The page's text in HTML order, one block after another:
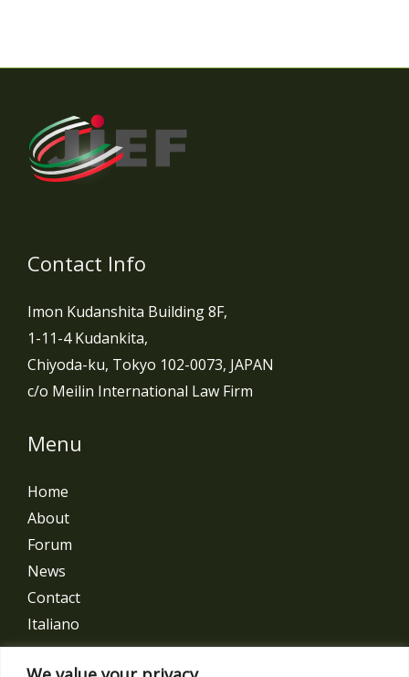
Contact Info
Imon Kudanshita Building 8F,
1-11-4 Kudankita,
Chiyoda-ku, Tokyo 102-0073, JAPAN
c/o Meilin International Law Firm
Menu
Home
About
Forum
News
Contact
Italiano
Get In Touch